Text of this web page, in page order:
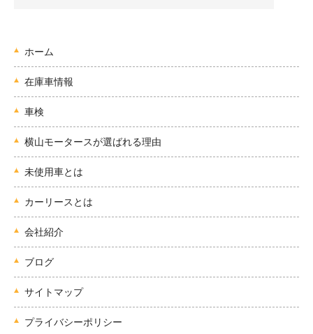
ホーム
在庫車情報
車検
横山モータースが選ばれる理由
未使用車とは
カーリースとは
会社紹介
ブログ
サイトマップ
プライバシーポリシー